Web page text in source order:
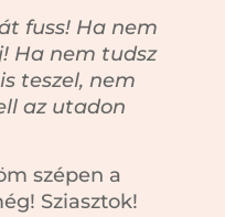
fuss! Ha nem
Ha nem tudsz
teszel, nem
az utadon
szépen a
Sziasztok!